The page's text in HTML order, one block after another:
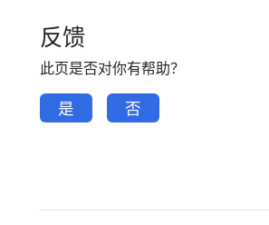
反馈
此页是否对你有帮助？
是 否